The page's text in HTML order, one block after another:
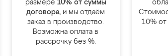
размере 10% от суммы
договора, и мы отдаём
заказ в производство.
Возможна оплата в
рассрочку без %.
10% от